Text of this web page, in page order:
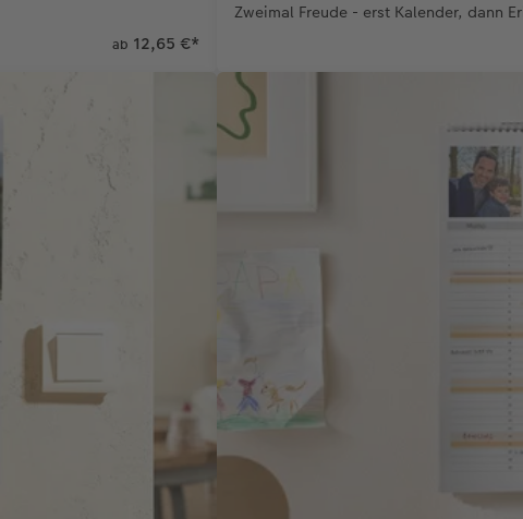
ab 12,65 €*
Zweimal Freude - erst Kalender, dann